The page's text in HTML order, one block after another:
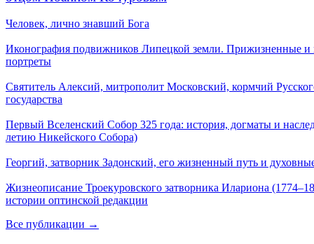
Человек, лично знавший Бога
Иконография подвижников Липецкой земли. Прижизненные и
портреты
Святитель Алексий, митрополит Московский, кормчий
государства
Первый Вселенский Собор 325 года: история, догматы и
летию Никейского Собора)
Георгий, затворник Задонский, его жизненный путь и
Жизнеописание Троекуровского затворника Илариона
истории оптинской редакции
Все публикации →